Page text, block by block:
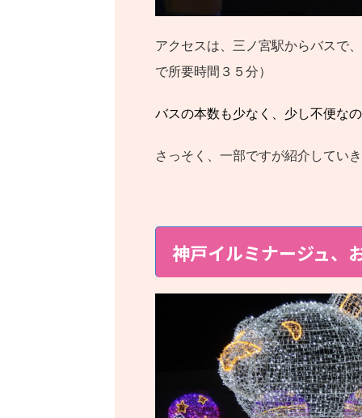
アクセスは、三ノ宮駅からバスで
で所要時間３５分）
バスの本数も少なく、少し不便な
さっそく、一部ですが紹介してい
神戸イルミナージュ、